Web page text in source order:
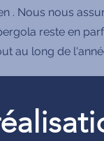
. Nous nous
reste en
au long de